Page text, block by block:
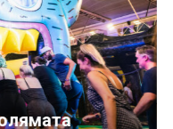
За Детето